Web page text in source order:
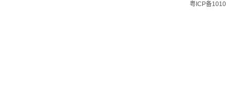
粤ICP备